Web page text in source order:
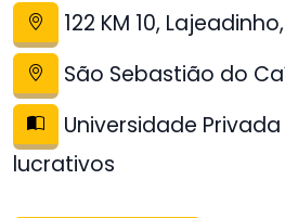
122 KM 10,
São Sebastião do
Universidade
lucrativos